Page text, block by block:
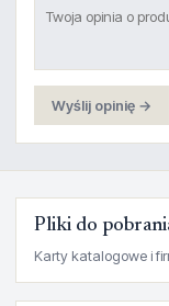
Wyślij opinię →
Pliki do
Karty katalogowe i